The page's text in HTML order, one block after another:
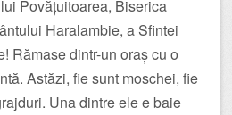
Povățuitoarea, Biserica
Haralambie, a Sfintei
Rămase dintr-un oraș cu o
Astăzi, fie sunt moschei, fie
Una dintre ele e baie